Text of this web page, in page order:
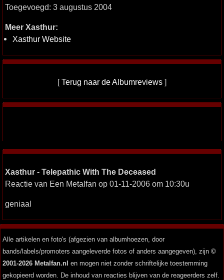
Toegevoegd: 3 augustus 2004
Meer Xasthur:
Xasthur Website
[Terug naar de Albumreviews ]
Xasthur - Telepathic With The Deceased
Reactie van Een Metalfan op 01-11-2006 om 10:30u
geniaal
Alle artikelen en foto's (afgezien van albumhoezen, door
bands/labels/promoters aangeleverde fotos of anders aangegeven), zijn ©
2001-2026 Metalfan.nl en mogen niet zonder schriftelijke toestemming
gekopieerd worden. De inhoud van reacties blijven van de reageerders zelf.